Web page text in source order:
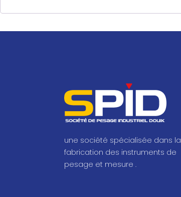
une société spécialisée dans la
fabrication des instruments de
pesage et mesure .